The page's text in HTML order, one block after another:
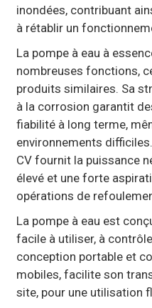
inondées, contribuant
à rétablir un
La pompe à eau à
nombreuses fonctions,
produits similaires. Sa
à la corrosion garantit
fiabilité à long terme,
environnements
CV fournit la puissance
élevé et une forte
opérations de
La pompe à eau est
facile à utiliser, à
conception portable et
mobiles, facilite son
site, pour une utilisation